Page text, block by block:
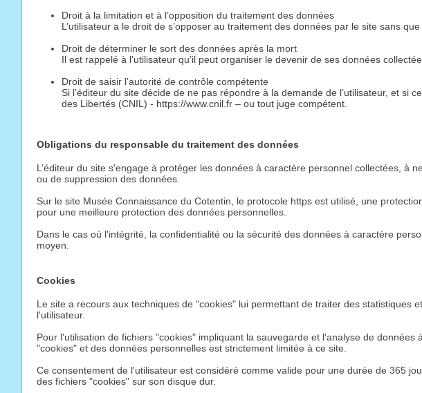
Droit à la limitation et à l’opposition du traitement des données
L’utilisateur a le droit de s’opposer au traitement des données par le site sans
Droit de déterminer le sort des données après la mort
Il est rappelé à l’utilisateur qu’il peut organiser le devenir de ses données
Droit de saisir l’autorité de contrôle compétente
Si l’éditeur du site décide de ne pas répondre à la demande de l’utilisateur, et si
des Libertés (CNIL) - https://www.cnil.fr – ou tout juge compétent.
Obligations du responsable du traitement des données
L’éditeur du site s'engage à protéger les données à caractère personnel collectées,
ou de suppression des données.
Sur le site Musée Connaissance du Cotentin, le protocole https est utilisé, une
pour une meilleure protection des données personnelles.
Dans le cas où l'intégrité, la confidentialité ou la sécurité des données à caractère
moyen.
Cookies
Le site a recours aux techniques de "cookies" lui permettant de traiter des
l'utilisateur.
Pour l'utilisation de fichiers "cookies" impliquant la sauvegarde et l'analyse de
"cookies" et des données personnelles est strictement limitée à ce site.
Ce consentement de l'utilisateur est considéré comme valide pour une durée de 365
des fichiers "cookies" sur son disque dur.